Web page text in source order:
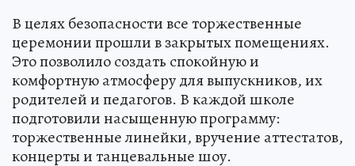
В целях безопасности все торжественные
церемонии прошли в закрытых помещениях.
Это позволило создать спокойную и
комфортную атмосферу для выпускников, их
родителей и педагогов. В каждой школе
подготовили насыщенную программу:
торжественные линейки, вручение аттестатов,
концерты и танцевальные шоу.